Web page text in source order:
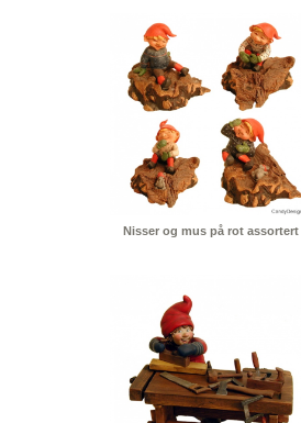
Nisser og mus på rot assortert